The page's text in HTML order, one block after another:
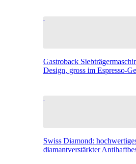
Gastroback
Design, gross im Espresso-
Swiss Diamond:
diamantverstärkter